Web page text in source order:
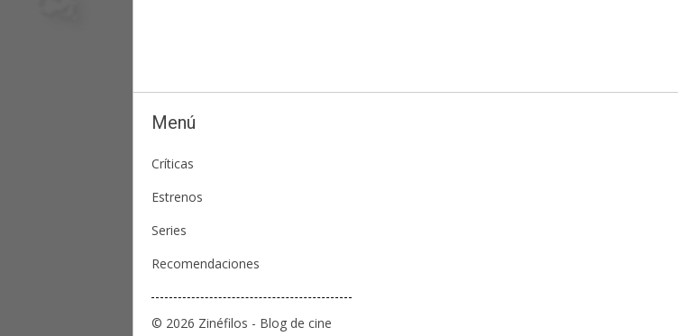
Menú
Críticas
Estrenos
Series
Recomendaciones
© 2026 Zinéfilos - Blog de cine